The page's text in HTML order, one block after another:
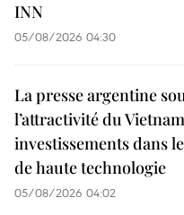
INN
05/08/2026 04:30
La presse argentine
l’attractivité du
investissements dans
de haute technologie
05/08/2026 04:02